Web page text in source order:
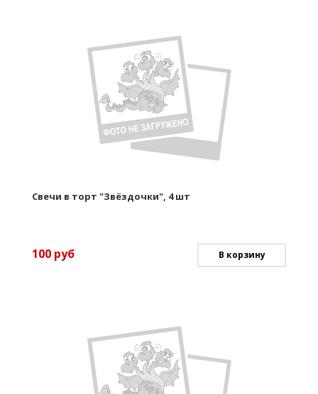
Свечи в торт "Звёздочки", 4 шт
100 руб В корзину